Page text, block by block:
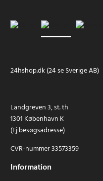
24hshop.dk (24 se Sverige AB)
Landgreven 3, st. th
1301 København K
(Ej besøgsadresse)
CVR-nummer 33573359
Information